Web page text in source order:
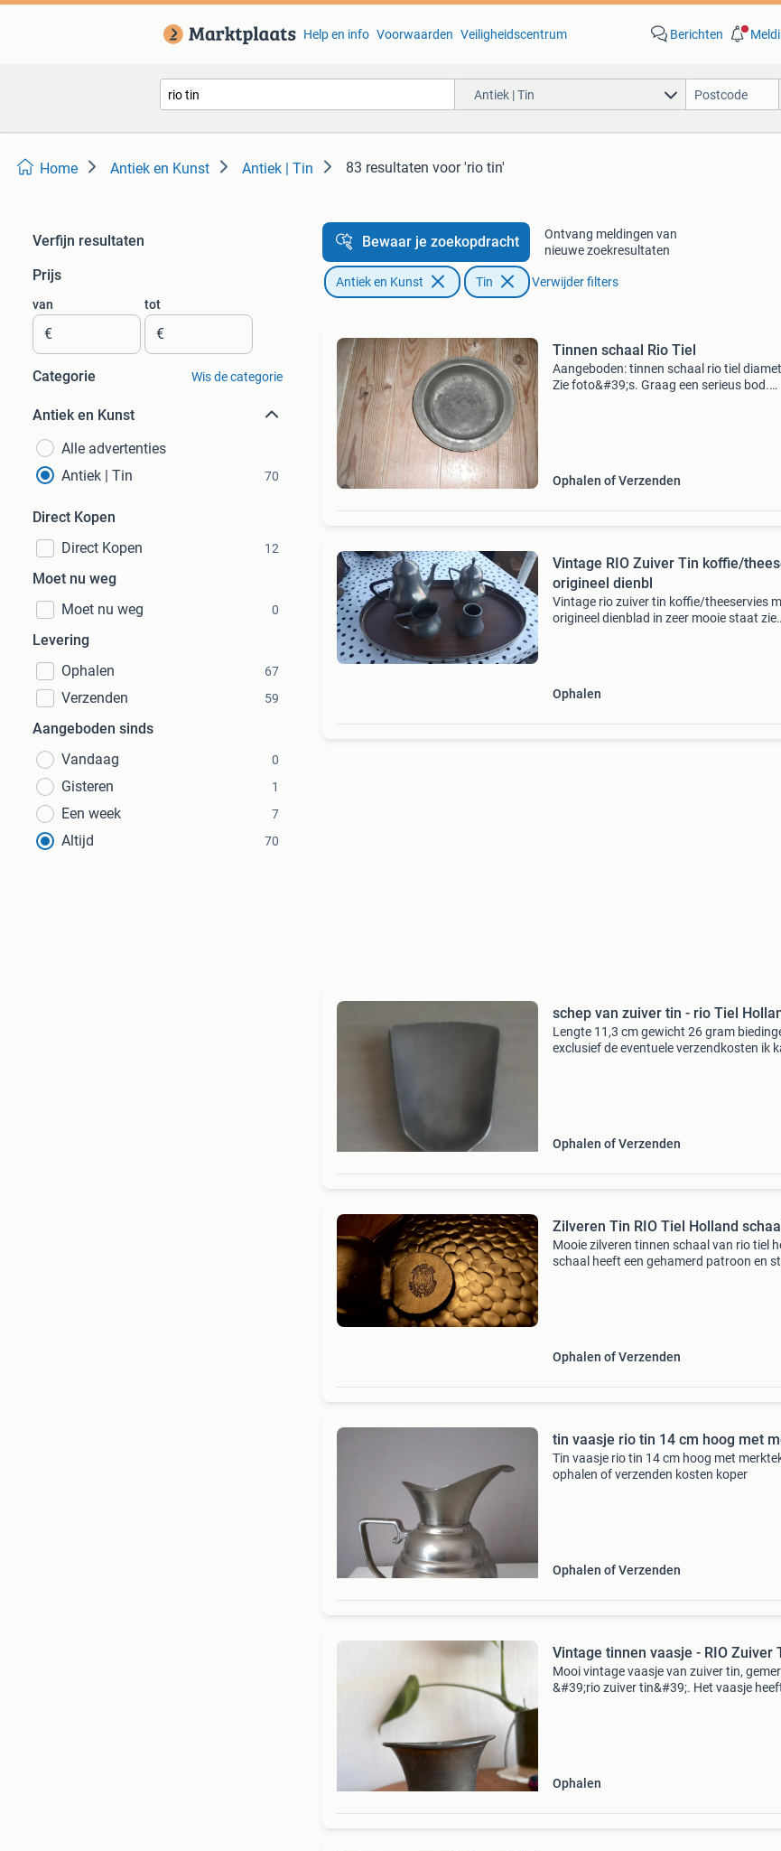
Help en info Voorwaarden Veiligheidscentrum Berichten
Antiek | Tin
Home Antiek en Kunst Antiek | Tin 83 resultaten voor 'rio tin'
Verfijn resultaten
Prijs
van
€
tot
€
Categorie Wis de categorie
Antiek en Kunst
Alle advertenties
Antiek | Tin
70
Direct Kopen
Direct Kopen
12
Moet nu weg
Moet nu weg
0
Levering
Ophalen
67
Verzenden 59
Aangeboden sinds
Vandaag
0
Gisteren 1
Een week 7
Altijd 70
Bewaar je zoekopdracht
Ontvang meldingen van
nieuwe zoekresultaten
Antiek en Kunst Tin Verwijder filters
Tinnen schaal Rio Tiel
Aangeboden: tinnen schaal rio tiel
Zie foto&#39;s. Graag een serieus bod.
Ophalen of Verzenden
Vintage RIO Zuiver Tin koffie/
origineel dienbl
Vintage rio zuiver tin koffie/theeservies
origineel dienblad in zeer mooie staat zie
Ophalen
schep van zuiver tin - rio Tiel
Lengte 11,3 cm gewicht 26 gram
exclusief de eventuele verzendkosten ik
Ophalen of Verzenden
Zilveren Tin RIO Tiel Holland
Mooie zilveren tinnen schaal van rio tiel
schaal heeft een gehamerd patroon en
Ophalen of Verzenden
tin vaasje rio tin 14 cm hoog met
Tin vaasje rio tin 14 cm hoog met
ophalen of verzenden kosten koper
Ophalen of Verzenden
Vintage tinnen vaasje - RIO Zuiver
Mooi vintage vaasje van zuiver tin,
&#39;rio zuiver tin&#39;. Het vaasje
Ophalen